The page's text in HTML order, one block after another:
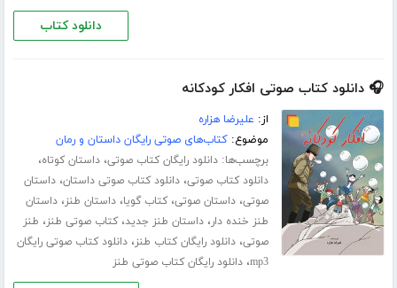
دانلود کتاب
🎧 دانلود کتاب صوتی افکار کودکانه
از: علیرضا هزاره
موضوع:کتاب‌های صوتی رایگان داستان و رمان
برچسب‌ها:دانلود رایگان کتاب صوتی،داستان کوتاه،
دانلود کتاب صوتی،دانلود کتاب صوتی داستان،داستان
صوتی،داستان صوتی،کتاب گویا،داستان طنز،داستان
طنز خنده دار،داستان طنز جدید،کتاب صوتی طنز، طنز
صوتی،دانلود رایگان کتاب طنز،دانلود کتاب صوتی رایگان
mp3،دانلود رایگان کتاب صوتی طنز